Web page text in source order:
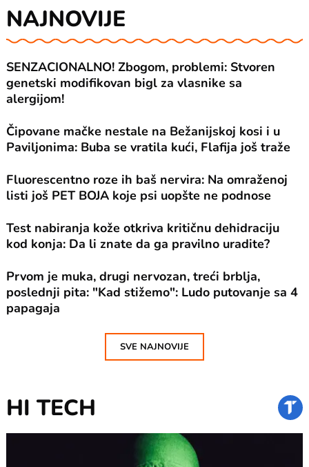
NAJNOVIJE
SENZACIONALNO! Zbogom, problemi: Stvoren
genetski modifikovan bigl za vlasnike sa
alergijom!
Čipovane mačke nestale na Bežanijskoj kosi i u
Paviljonima: Buba se vratila kući, Flafija još traže
Fluorescentno roze ih baš nervira: Na omraženoj
listi još PET BOJA koje psi uopšte ne podnose
Test nabiranja kože otkriva kritičnu dehidraciju
kod konja: Da li znate da ga pravilno uradite?
Prvom je muka, drugi nervozan, treći brblja,
poslednji pita: "Kad stižemo": Ludo putovanje sa 4
papagaja
SVE NAJNOVIJE
HI TECH